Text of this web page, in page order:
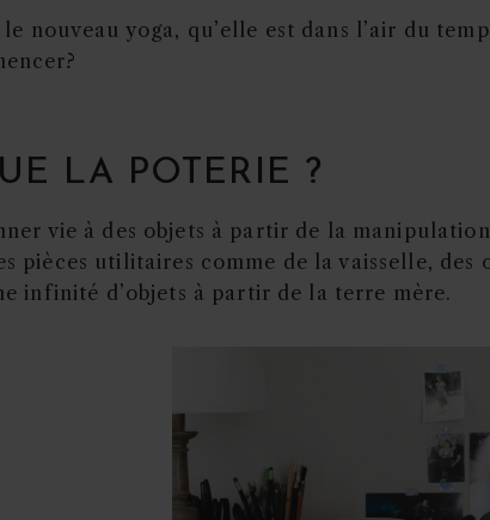
nouveau yoga, qu’elle est dans l’air du
LA POTERIE ?
vie à des objets à partir de la
pièces utilitaires comme de la vaisselle, des
infinité d’objets à partir de la terre mère.